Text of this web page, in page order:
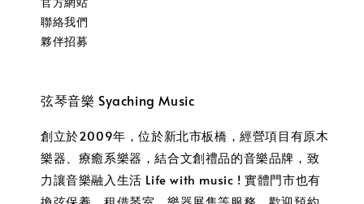
聯絡我們
夥伴招募
弦琴音樂 Syaching Music
創立於2009年，位於新北市板橋，經營項目有原木
樂器、療癒系樂器，結合文創禮品的音樂品牌，致
力讓音樂融入生活 Life with music ! 實體門市也有